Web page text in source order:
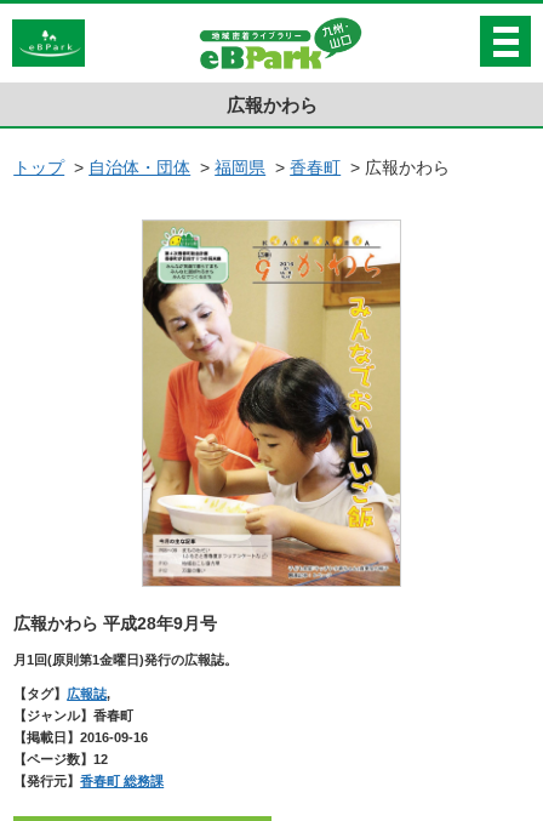
広報かわら
トップ> 自治体・団体 >福岡県 >香春町 > 広報かわら
広報かわら 平成28年9月号
月1回(原則第1金曜日)発行の広報誌。
【タグ】 広報誌,
【ジャンル】香春町
【掲載日】2016-09-16
【ページ数】12
【発行元】香春町 総務課